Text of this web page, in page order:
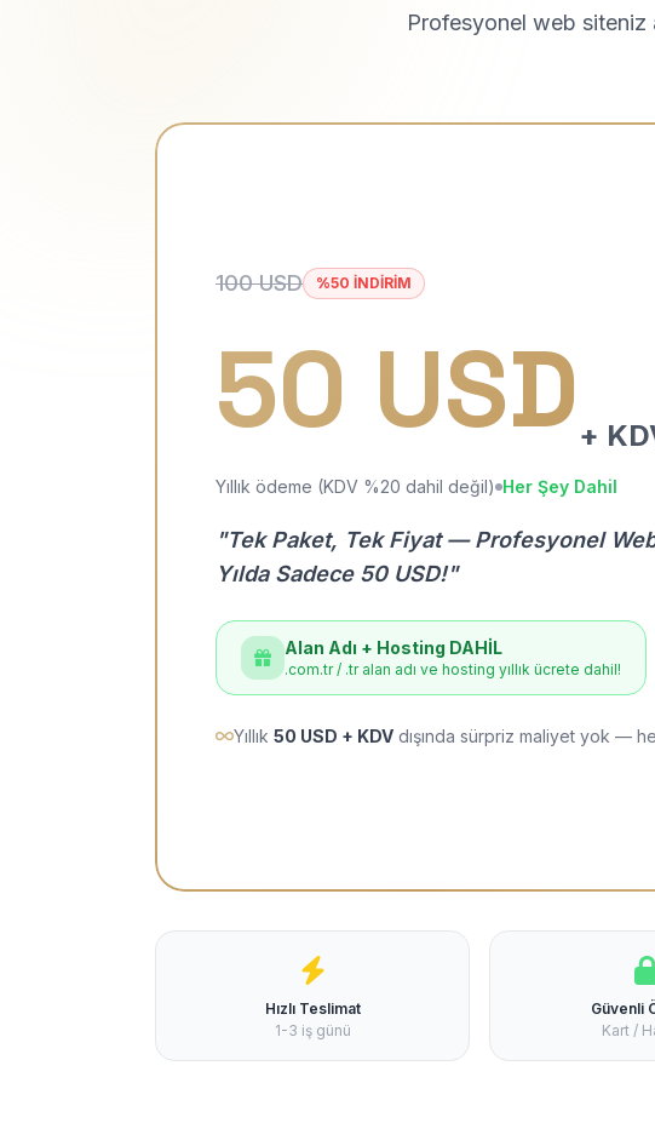
Profesyonel web
100 USD %50 İNDİRİM
50 USD +
Yıllık ödeme (KDV %20 dahil değil) Her Şey Dahil
"Tek Paket, Tek Fiyat — Profesyonel
Yılda Sadece 50 USD!"
Alan Adı + Hosting DAHİL
.com.tr / .tr alan adı ve hosting yıllık ücrete dahil!
Yıllık 50 USD + KDV dışında sürpriz maliyet yok —
Hızlı Teslimat
1-3 iş günü
Güvenli
Kart /